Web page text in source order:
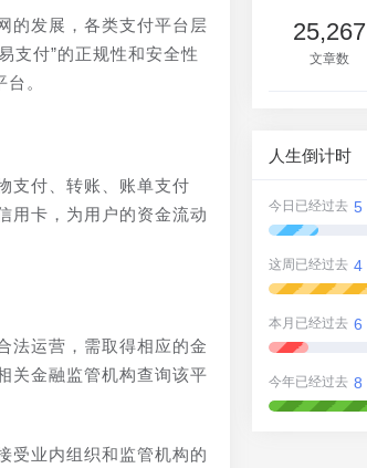
的发展，各类支付平台层
支付”的正规性和安全性
。
支付、转账、账单支付
用卡，为用户的资金流动
法运营，需取得相应的金
关金融监管机构查询该平
受业内组织和监管机构的
25,267
文章数
人生倒计时
今日已经过去 5
这周已经过去 4
本月已经过去 6
今年已经过去 8